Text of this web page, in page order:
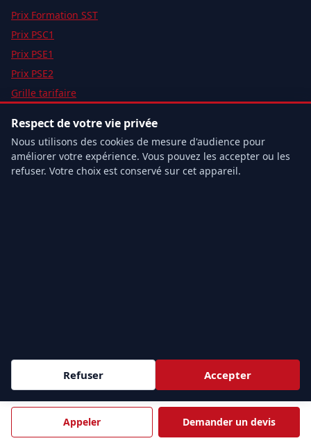
Appeler Demander un devis
Prix Formation SST
Prix PSC1
Prix PSE1
Prix PSE2
Grille tarifaire
Contact
ZONES D'INTERVENTION
PARIS
Issy-les-Moulineaux
Respect de votre vie privée
Nous utilisons des cookies de mesure d'audience pour
améliorer votre expérience. Vous pouvez les accepter ou les
refuser. Votre choix est conservé sur cet appareil.
Refuser Accepter